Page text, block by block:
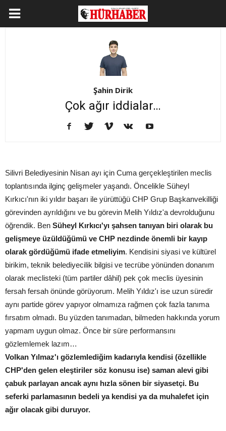
Şahin Dirik
Çok ağır iddialar…
Silivri Belediyesinin Nisan ayı için Cuma gerçekleştirilen meclis
toplantısında ilginç gelişmeler yaşandı. Öncelikle Süheyl
Kırkıcı'nın iki yıldır başarı ile yürüttüğü CHP Grup Başkanvekilliği
görevinden ayrıldığını ve bu görevin Melih Yıldız'a devrolduğunu
öğrendik. Ben Süheyl Kırkıcı'yı şahsen tanıyan biri olarak bu
gelişmeye üzüldüğümü ve CHP nezdinde önemli bir kayıp
olarak gördüğümü ifade etmeliyim. Kendisini siyasi ve kültürel
birikim, teknik belediyecilik bilgisi ve tecrübe yönünden donanım
olarak meclisteki (tüm partiler dâhil) pek çok meclis üyesinin
fersah fersah önünde görüyorum. Melih Yıldız'ı ise uzun süredir
aynı partide görev yapıyor olmamıza rağmen çok fazla tanıma
fırsatım olmadı. Bu yüzden tanımadan, bilmeden hakkında yorum
yapmam uygun olmaz. Önce bir süre performansını
gözlemlemek lazım…
Volkan Yılmaz'ı gözlemlediğim kadarıyla kendisi (özellikle
CHP'den gelen eleştiriler söz konusu ise) saman alevi gibi
çabuk parlayan ancak aynı hızla sönen bir siyasetçi. Bu
seferki parlamasının bedeli ya kendisi ya da muhalefet için
ağır olacak gibi duruyor.